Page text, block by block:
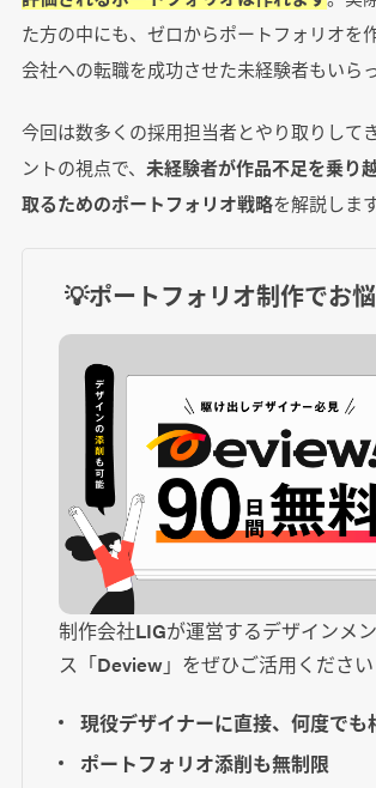
た方の中にも、ゼロからポートフォリオを
会社への転職を成功させた未経験者もいら
今回は数多くの採用担当者とやり取りして
ントの視点で、 未経験者が作品不足を乗り
取るためのポートフォリオ戦略を解説します
💡ポートフォリオ制作でお
制作会社LIGが運営するデザインメ
ス「Deview」をぜひご活用ください
現役デザイナーに直接、何度でも
ポートフォリオ添削も無制限